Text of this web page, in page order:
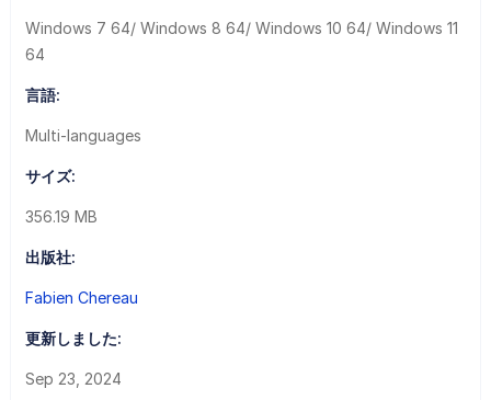
Windows 7 64/ Windows 8 64/ Windows 10 64/ Windows 11
64
言語:
Multi-languages
サイズ:
356.19 MB
出版社:
Fabien Chereau
更新しました:
Sep 23, 2024